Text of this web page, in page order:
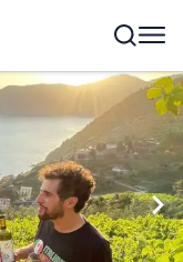
Regala
Modifica
Modifica